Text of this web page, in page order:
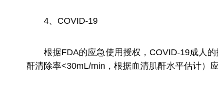
4、COVID-19
根据FDA的应急使用授权，COVID-19成人的
酐清除率<30mL/min，根据血清肌酐水平估计）